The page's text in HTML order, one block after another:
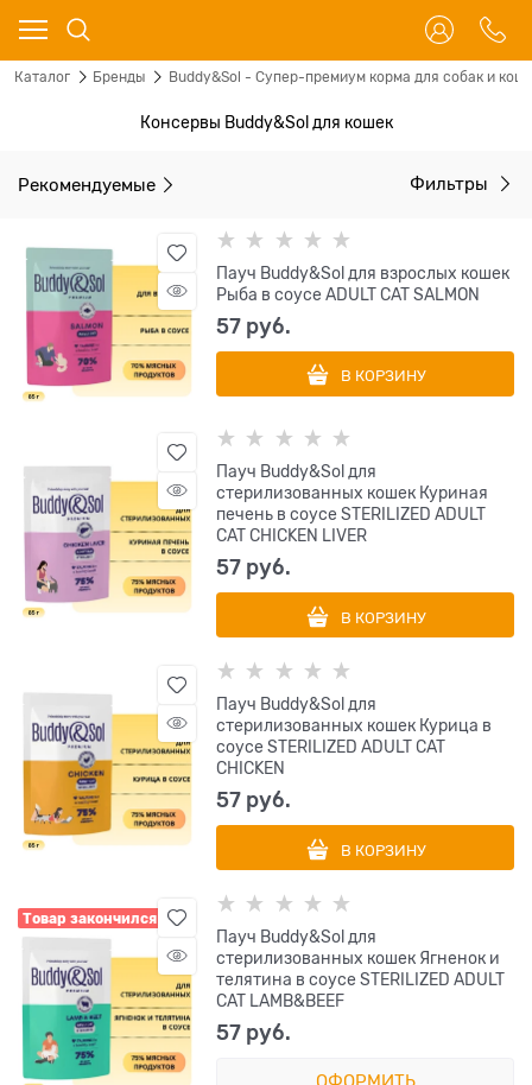
Каталог Бренды Buddy&Sol - Супер-премиум корма для собак и
Консервы Buddy&Sol для кошек
Рекомендуемые Фильтры
Пауч Buddy&Sol для взрослых кошек
Рыба в соусе ADULT CAT SALMON
57 руб.
В КОРЗИНУ
Пауч Buddy&Sol для
стерилизованных кошек Куриная
печень в соусе STERILIZED ADULT
CAT CHICKEN LIVER
57 руб.
В КОРЗИНУ
Пауч Buddy&Sol для
стерилизованных кошек Курица в
соусе STERILIZED ADULT CAT
CHICKEN
57 руб.
В КОРЗИНУ
Товар закончился
Пауч Buddy&Sol для
стерилизованных кошек Ягненок и
телятина в соусе STERILIZED ADULT
CAT LAMB&BEEF
57 руб.